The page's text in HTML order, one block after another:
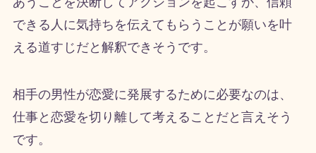
できる人に気持ちを伝えてもらうことが願いを叶
える道すじだと解釈できそうです。
相手の男性が恋愛に発展するために必要なのは、
仕事と恋愛を切り離して考えることだと言えそう
です。